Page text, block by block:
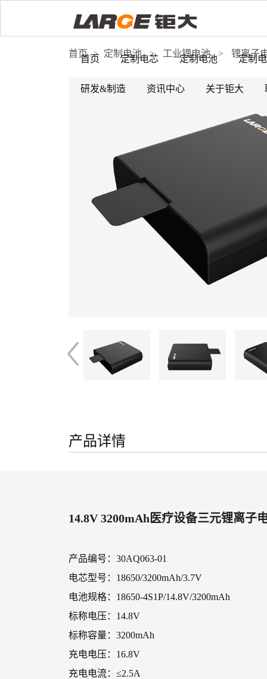
首页 定制电芯 定制电池 定制
研发&制造 资讯中心 关于钜大
首页 > 定制电池 > 工业锂电池 > 锂离子
产品详情
14.8V 3200mAh医疗设备三元锂离子
产品编号：30AQ063-01
电芯型号：18650/3200mAh/3.7V
电池规格：18650-4S1P/14.8V/3200mAh
标称电压：14.8V
标称容量：3200mAh
充电电压：16.8V
充电电流：≤2.5A